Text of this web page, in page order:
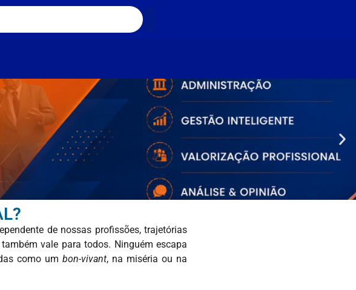
de nossas profissões, trajetórias
vale para todos. Ninguém escapa
como um bon-vivant, na miséria ou na